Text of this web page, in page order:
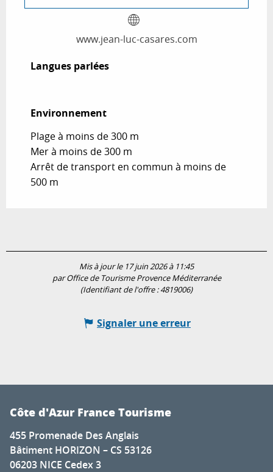
www.jean-luc-casares.com
Langues parlées
Langues parlées
Environnement
Environnement
Plage à moins de 300 m
Mer à moins de 300 m
Arrêt de transport en commun à moins de
500 m
Mis à jour le 17 juin 2026 à 11:45
par Office de Tourisme Provence Méditerranée
(Identifiant de l'offre :4819006)
Signaler une erreur
Côte d'Azur France Tourisme
455 Promenade Des Anglais
Bâtiment HORIZON – CS 53126
06203 NICE Cedex 3